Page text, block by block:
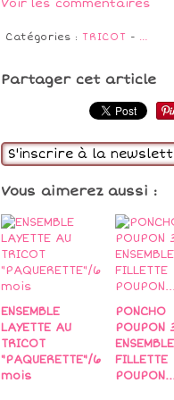
Voir les commentaires
Catégories : TRICOT - …
Partager cet article
S'inscrire à la
Vous aimerez aussi :
ENSEMBLE
LAYETTE AU
TRICOT
"PAQUERETTE"/6
mois
PONCHO
POUPON
ENSEMBLE
FILLETTE